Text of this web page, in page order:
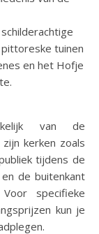
tuinen
en het Hofje
van de
kerken zoals
tijdens de
de buitenkant
specifieke
kun je